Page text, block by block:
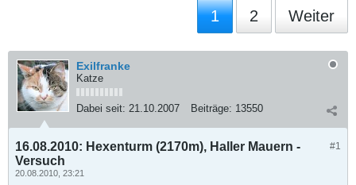
1 2 Weiter
Exilfranke
Katze
Dabei seit: 21.10.2007 Beiträge: 13550
#1
16.08.2010: Hexenturm (2170m), Haller Mauern -
Versuch
20.08.2010, 23:21